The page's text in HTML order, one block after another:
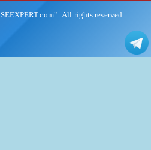
"HSEEXPERT.com". All rights reserved.